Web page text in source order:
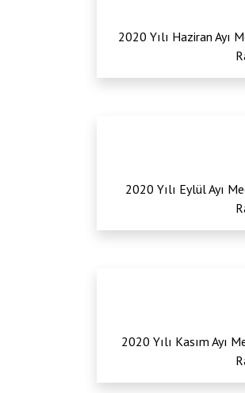
2020 Yılı Haziran Ayı
2020 Yılı Eylül Ayı
2020 Yılı Kasım Ayı